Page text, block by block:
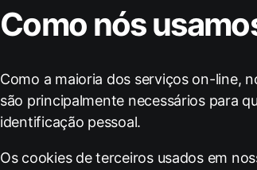
Como nós
Como a maioria dos serviços on-line,
são principalmente necessários para
identificação pessoal.
Os cookies de terceiros usados ​​em